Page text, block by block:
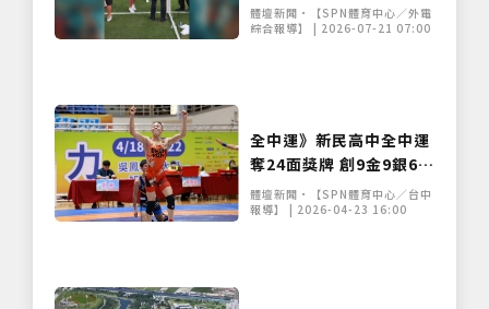
牙之戰，解析足球奪冠獨
特慶祝傳統
體壇新聞•【SPN體育中心／外電
綜合報導】 | 2026-07-21 07:00
全中運》新民高中全中運
奪24面獎牌 創9金9銀6銅
佳績
體壇新聞•【SPN體育中心／台中
報導】 | 2026-04-23 16:00